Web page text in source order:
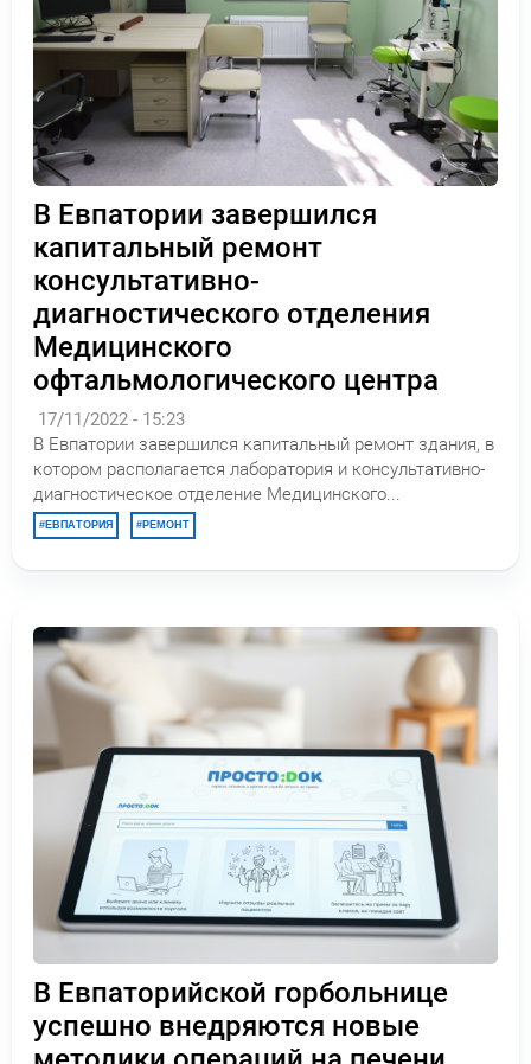
В Евпатории завершился
капитальный ремонт
консультативно-
диагностического отделения
Медицинского
офтальмологического центра
17/11/2022 - 15:23
В Евпатории завершился капитальный ремонт здания, в
котором располагается лаборатория и консультативно-
диагностическое отделение Медицинского...
ЕВПАТОРИЯ РЕМОНТ
В Евпаторийской горбольнице
успешно внедряются новые